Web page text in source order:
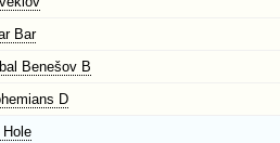
Bar
Benešov B
D